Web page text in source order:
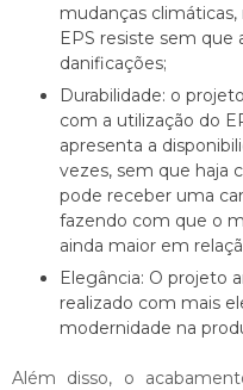
mudanças
EPS resiste sem que
danificações;
Durabilidade: o
com a utilização do
apresenta a
vezes, sem que haja
pode receber uma
fazendo com que o
ainda maior em
Elegância: O projeto
realizado com mais
modernidade na
Além disso, o